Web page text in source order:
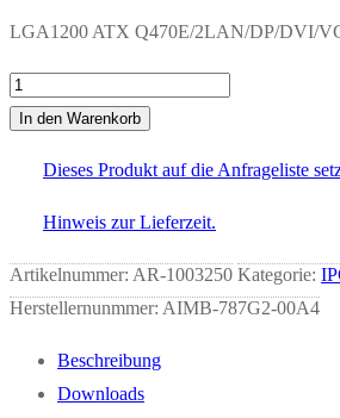
LGA1200 ATX Q470E/2LAN/DP/DVI/
AIMB-
787G2-
Menge
In den Warenkorb
Dieses Produkt auf die Anfrageliste
Hinweis zur Lieferzeit.
Artikelnummer: AR-1003250 Kategorie:
Herstellernunmmer: AIMB-787G2-00A4
Beschreibung
Downloads